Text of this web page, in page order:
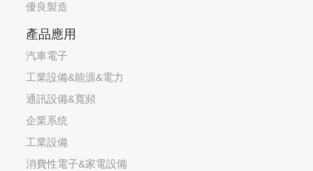
優良製造
產品應用
汽車電子
工業設備&能源&電力
通訊設備&寬頻
企業系统
工業設備
消費性電子&家電設備